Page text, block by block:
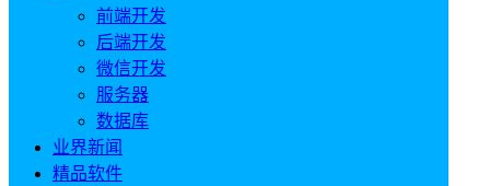
前端开发
后端开发
微信开发
服务器
数据库
业界新闻
精品软件